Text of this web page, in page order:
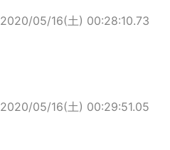
2020/05/16(土) 00:28:10.73
2020/05/16(土) 00:29:51.05